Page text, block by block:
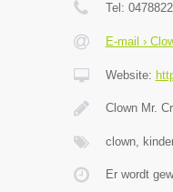
Tel:
E-mail ›
Website:
Clown Mr.
clown,
Er wordt